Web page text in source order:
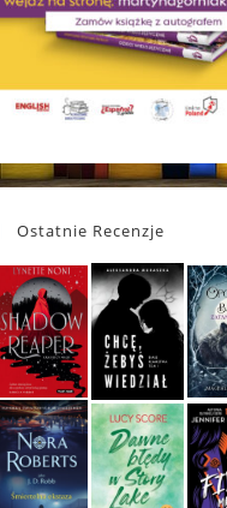
Ostatnie Recenzje